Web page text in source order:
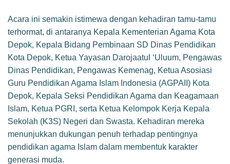
Acara ini semakin istimewa dengan kehadiran tamu-tamu
terhormat, di antaranya Kepala Kementerian Agama Kota
Depok, Kepala Bidang Pembinaan SD Dinas Pendidikan
Kota Depok, Ketua Yayasan Darojaatul ‘Uluum, Pengawas
Dinas Pendidikan, Pengawas Kemenag, Ketua Asosiasi
Guru Pendidikan Agama Islam Indonesia (AGPAII) Kota
Depok, Kepala Seksi Pendidikan Agama dan Keagamaan
Islam, Ketua PGRI, serta Ketua Kelompok Kerja Kepala
Sekolah (K3S) Negeri dan Swasta. Kehadiran mereka
menunjukkan dukungan penuh terhadap pentingnya
pendidikan agama Islam dalam membentuk karakter
generasi muda.